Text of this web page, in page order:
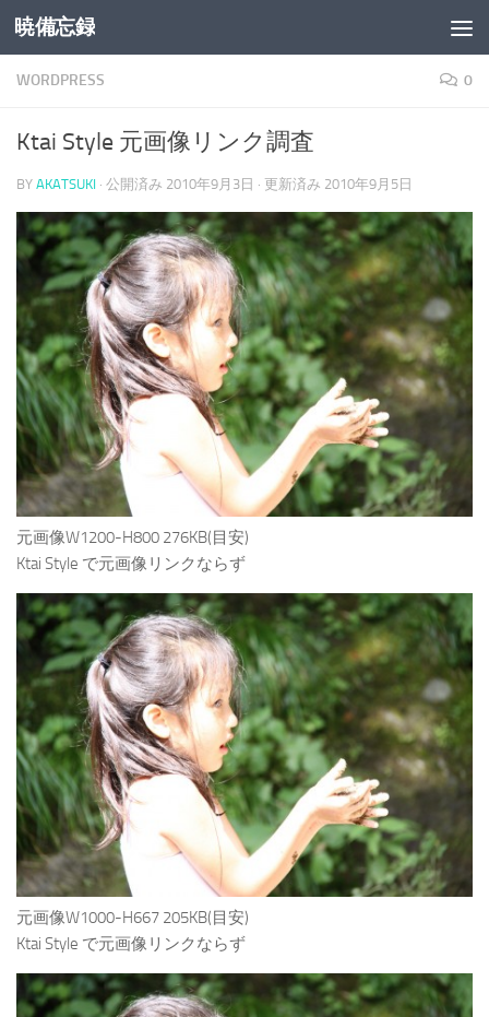
コンテンツへスキップ
暁備忘録
WORDPRESS 0
Ktai Style 元画像リンク調査
BY AKATSUKI · 公開済み 2010年9月3日 · 更新済み 2010年9月5日
元画像W1200-H800 276KB(目安)
Ktai Style で元画像リンクならず
元画像W1000-H667 205KB(目安)
Ktai Style で元画像リンクならず